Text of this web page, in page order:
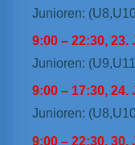
Junioren:
9:00 – 22:30, 23.
Junioren:
9:00 – 17:30, 24.
Junioren:
9:00 – 22:30, 30.